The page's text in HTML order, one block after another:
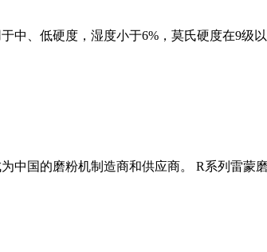
中、低硬度，湿度小于6%，莫氏硬度在9级
中国的磨粉机制造商和供应商。 R系列雷